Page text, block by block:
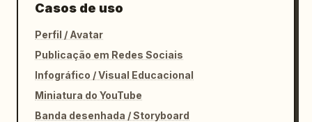
Casos de uso
Perfil / Avatar
Publicação em Redes Sociais
Infográfico / Visual Educacional
Miniatura do YouTube
Banda desenhada / Storyboard